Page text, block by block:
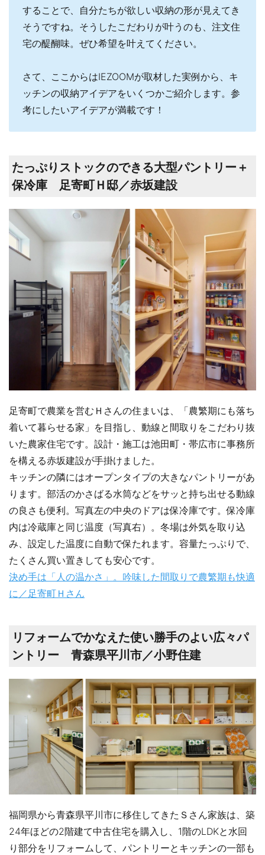
することで、自分たちが欲しい収納の形が見えてき
そうですね。そうしたこだわりが叶うのも、注文住
宅の醍醐味。ぜひ希望を叶えてください。
さて、ここからはIEZOOMが取材した実例から、キ
ッチンの収納アイデアをいくつかご紹介します。参
考にしたいアイデアが満載です！
たっぷりストックのできる大型パントリー＋
保冷庫 足寄町Ｈ邸／赤坂建設
足寄町で農業を営むＨさんの住まいは、「農繁期にも落ち
着いて暮らせる家」を目指し、動線と間取りをこだわり抜
いた農家住宅です。設計・施工は池田町・帯広市に事務所
を構える赤坂建設が手掛けました。
キッチンの隣にはオープンタイプの大きなパントリーがあ
ります。部活のかさばる水筒などをサッと持ち出せる動線
の良さも便利。写真左の中央のドアは保冷庫です。保冷庫
内は冷蔵庫と同じ温度（写真右）。冬場は外気を取り込
み、設定した温度に自動で保たれます。容量たっぷりで、
たくさん買い置きしても安心です。
決め手は「人の温かさ」。吟味した間取りで農繁期も快適
に／足寄町Ｈさん
リフォームでかなえた使い勝手のよい広々パ
ントリー 青森県平川市／小野住建
福岡県から青森県平川市に移住してきたＳさん家族は、築
24年ほどの2階建て中古住宅を購入し、1階のLDKと水回
り部分をリフォームして、パントリーとキッチンの一部も